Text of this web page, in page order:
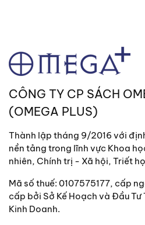
- Tập I:
Chép các sự kiện
tháng 6 năm Vĩnh Lạc thứ
- Tập II: Chép các sự kiện
Vĩnh Lạc thứ 11 (29-7-
Chạp năm Tuyên Đức thứ 9
Chép các sự kiện
Tuyên Đức thứ 10 (8-3-
năm Sùng Trinh thứ 13 (18-
CÔNG TY CP SÁCH
(OMEGA PLUS)
Thành lập tháng 9/2016 với
nền tảng trong lĩnh vực Khoa
nhiên, Chính trị - Xã hội, Triết
Mã số thuế: 0107575177, cấp
cấp bởi Sở Kế Hoạch và Đầu
Kinh Doanh.